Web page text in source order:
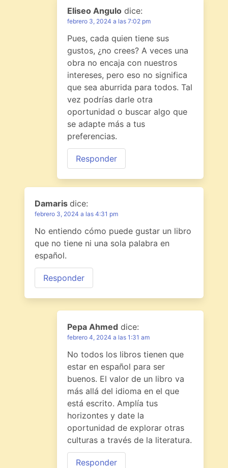
Eliseo Angulo dice:
febrero 3, 2024 a las 7:02 pm
Pues, cada quien tiene sus
gustos, ¿no crees? A veces una
obra no encaja con nuestros
intereses, pero eso no significa
que sea aburrida para todos. Tal
vez podrías darle otra
oportunidad o buscar algo que
se adapte más a tus
preferencias.
Responder
Damaris dice:
febrero 3, 2024 a las 4:31 pm
No entiendo cómo puede gustar un libro
que no tiene ni una sola palabra en
español.
Responder
Pepa Ahmed dice:
febrero 4, 2024 a las 1:31 am
No todos los libros tienen que
estar en español para ser
buenos. El valor de un libro va
más allá del idioma en el que
está escrito. Amplía tus
horizontes y date la
oportunidad de explorar otras
culturas a través de la literatura.
Responder